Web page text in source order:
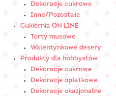
Dekoracje cukrowe
Inne/Pozostałe
Cukiernia ON LINE
Torty musowe
Walentynkowe desery
Produkty dla hobbystów
Dekoracje cukrowe
Dekoracje opłatkowe
Dekoracje okazjonalne